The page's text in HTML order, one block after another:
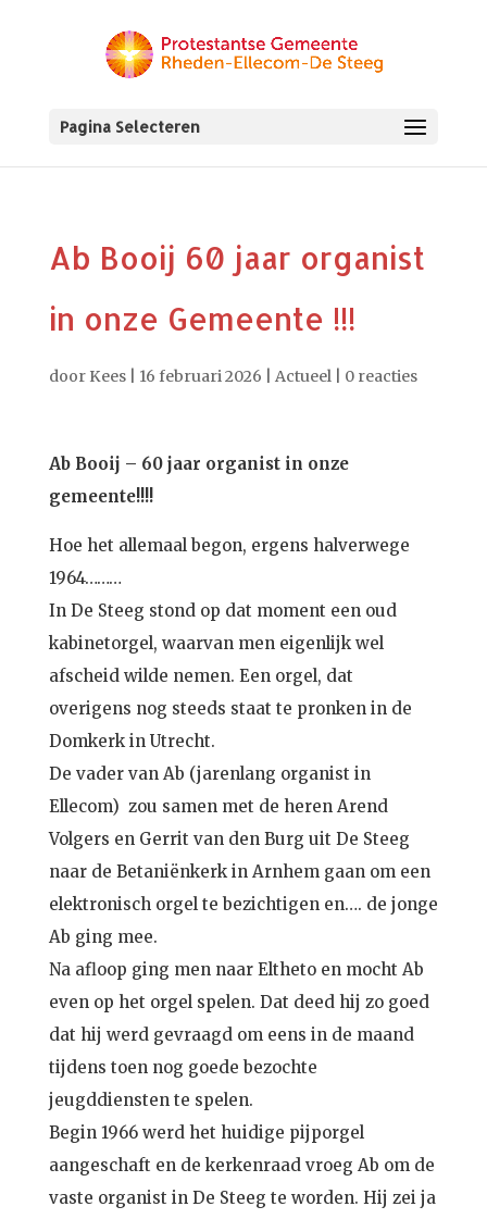
Pagina Selecteren
Ab Booij 60 jaar organist
in onze Gemeente !!!
door Kees| 16 februari 2026 Actueel| 0 reacties
Ab Booij – 60 jaar organist in onze
gemeente!!!!
Hoe het allemaal begon, ergens halverwege
1964………
In De Steeg stond op dat moment een oud
kabinetorgel, waarvan men eigenlijk wel
afscheid wilde nemen. Een orgel, dat
overigens nog steeds staat te pronken in de
Domkerk in Utrecht.
De vader van Ab (jarenlang organist in
Ellecom) zou samen met de heren Arend
Volgers en Gerrit van den Burg uit De Steeg
naar de Betaniënkerk in Arnhem gaan om een
elektronisch orgel te bezichtigen en…. de jonge
Ab ging mee.
Na afloop ging men naar Eltheto en mocht Ab
even op het orgel spelen. Dat deed hij zo goed
dat hij werd gevraagd om eens in de maand
tijdens toen nog goede bezochte
jeugddiensten te spelen.
Begin 1966 werd het huidige pijporgel
aangeschaft en de kerkenraad vroeg Ab om de
vaste organist in De Steeg te worden. Hij zei ja